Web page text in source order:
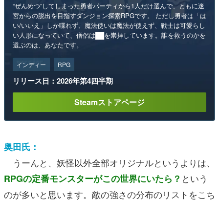
“ぜんめつ”してしまった勇者パーティから1人だけ選んで、ともに迷
宮からの脱出を目指すダンジョン探索RPGです。 ただし勇者は「は
い/いいえ」しか喋れず、魔法使いは魔法が使えず、戦士は可愛らし
い人形になっていて、僧侶は██を崇拝しています。誰を救うのかを
選ぶのは、あなたです。
インディー RPG
リリース日：2026年第4四半期
Steamストアページ
奥田氏：
うーんと、妖怪以外全部オリジナルというよりは、
RPGの定番モンスターがこの世界にいたら？ という
のが多いと思います。敵の強さの分布のリストをこち